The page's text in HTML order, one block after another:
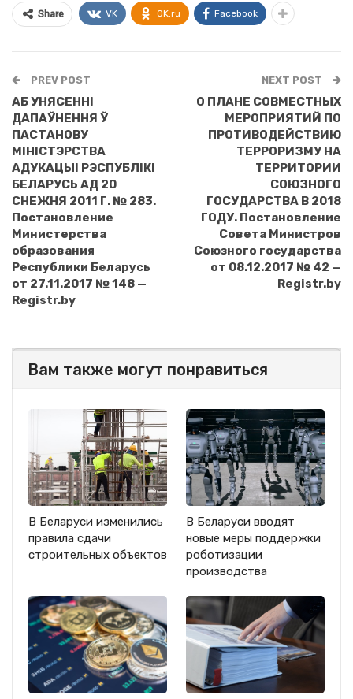
Share VK OK.ru Facebook
PREV POST
АБ УНЯСЕННI
ДАПАЎНЕННЯ Ў
ПАСТАНОВУ
МIНIСТЭРСТВА
АДУКАЦЫI РЭСПУБЛIКI
БЕЛАРУСЬ АД 20
СНЕЖНЯ 2011 Г. № 283.
Постановление
Министерства
образования
Республики Беларусь
от 27.11.2017 № 148 —
Registr.by
NEXT POST
О ПЛАНЕ СОВМЕСТНЫХ
МЕРОПРИЯТИЙ ПО
ПРОТИВОДЕЙСТВИЮ
ТЕРРОРИЗМУ НА
ТЕРРИТОРИИ
СОЮЗНОГО
ГОСУДАРСТВА В 2018
ГОДУ. Постановление
Совета Министров
Союзного государства
от 08.12.2017 № 42 —
Registr.by
Вам также могут понравиться
В Беларуси изменились
правила сдачи
строительных объектов
В Беларуси вводят
новые меры поддержки
роботизации
производства